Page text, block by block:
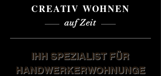
CREATIV WOHNEN
auf Zeit
IHH SPEZIALIST FÜR
HANDWERKERWOHNUNGE